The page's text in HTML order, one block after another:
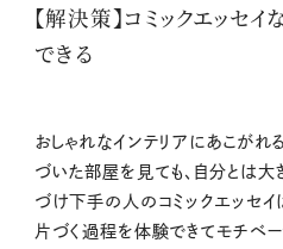
【解決策】コミックエッセ
できる
おしゃれなインテリアにあこがれ
づいた部屋を見ても、自分とは大
づけ下手の人のコミックエッセイ
片づく過程を体験できてモチベー